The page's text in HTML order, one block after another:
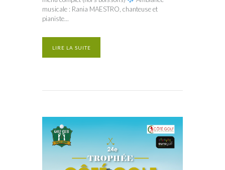
musicale : Rania MAESTRO, chanteuse et
pianiste...
LIRE LA SUITE